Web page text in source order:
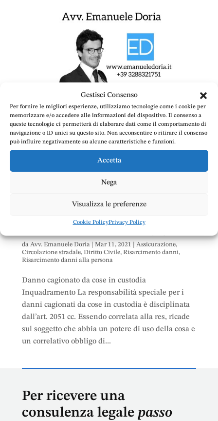
Gestisci Consenso
Per fornire le migliori esperienze, utilizziamo tecnologie come i cookie per
memorizzare e/o accedere alle informazioni del dispositivo. Il consenso a
queste tecnologie ci permetterà di elaborare dati come il comportamento di
navigazione o ID unici su questo sito. Non acconsentire o ritirare il consenso
può influire negativamente su alcune caratteristiche e funzioni.
Accetta
Nega
Visualizza le preferenze
Cookie PolicyPrivacy Policy
stradale: gli eventi atmosferici non escludono la
pubblica amministrazione. Cassazione civile,
da Avv. Emanuele Doria| Mar 11, 2021 Assicurazione,
Circolazione stradale, Diritto Civile, Risarcimento danni,
Risarcimento danni alla persona
Danno cagionato da cose in custodia
Inquadramento La responsabilità speciale per i
danni cagionati da cose in custodia è disciplinata
dall’art. 2051 cc. Essendo correlata alla res, ricade
sul soggetto che abbia un potere di uso della cosa e
un correlativo obbligo di...
Per ricevere una
consulenza legale passo